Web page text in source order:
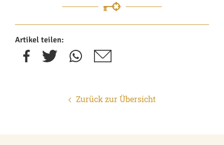
Artikel teilen:
Zurück zur Übersicht